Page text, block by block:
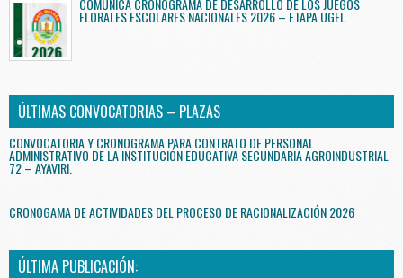
FLORALES ESCOLARES NACIONALES 2026 – ETAPA UGEL.
ÚLTIMAS CONVOCATORIAS – PLAZAS
CONVOCATORIA Y CRONOGRAMA PARA CONTRATO DE PERSONAL
ADMINISTRATIVO DE LA INSTITUCIÓN EDUCATIVA SECUNDARIA AGROINDUSTRIAL
72 – AYAVIRI.
CRONOGAMA DE ACTIVIDADES DEL PROCESO DE RACIONALIZACIÓN 2026
ÚLTIMA PUBLICACIÓN: